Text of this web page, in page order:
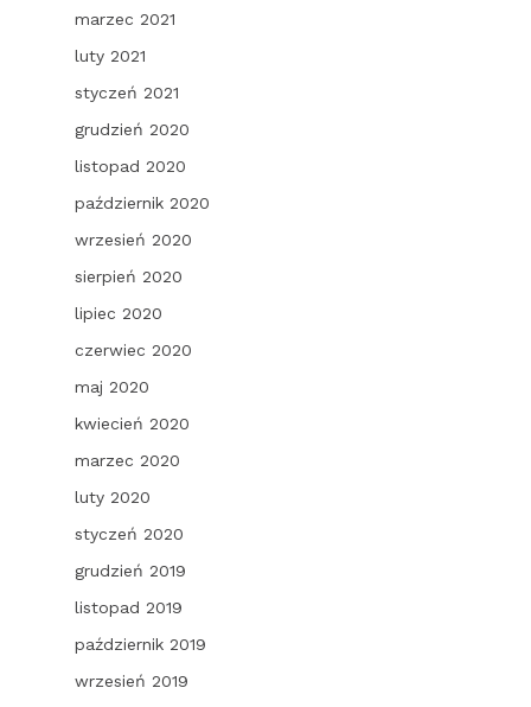
marzec 2021
luty 2021
styczeń 2021
grudzień 2020
listopad 2020
październik 2020
wrzesień 2020
sierpień 2020
lipiec 2020
czerwiec 2020
maj 2020
kwiecień 2020
marzec 2020
luty 2020
styczeń 2020
grudzień 2019
listopad 2019
październik 2019
wrzesień 2019